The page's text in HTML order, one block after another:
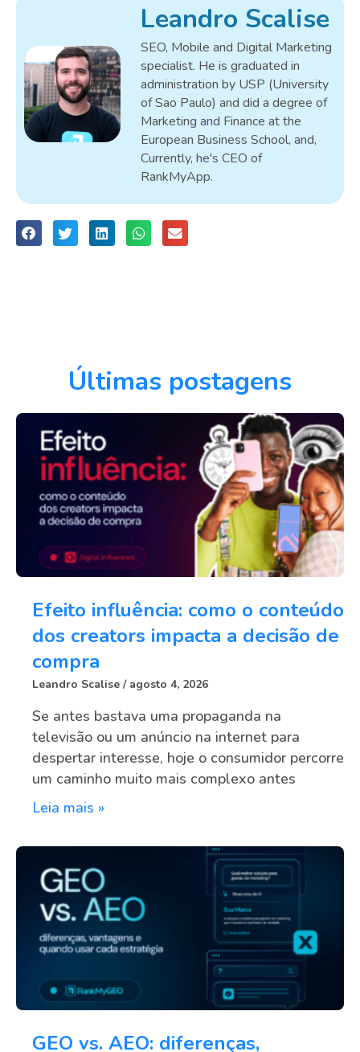
Leandro Scalise
SEO, Mobile and Digital Marketing
specialist. He is graduated in
administration by USP (University
of Sao Paulo) and did a degree of
Marketing and Finance at the
European Business School, and,
Currently, he's CEO of
RankMyApp.
Últimas postagens
Efeito influência: como o conteúdo
dos creators impacta a decisão de
compra
Leandro Scalise agosto 4, 2026
Se antes bastava uma propaganda na
televisão ou um anúncio na internet para
despertar interesse, hoje o consumidor percorre
um caminho muito mais complexo antes
Leia mais »
GEO vs. AEO: diferenças,